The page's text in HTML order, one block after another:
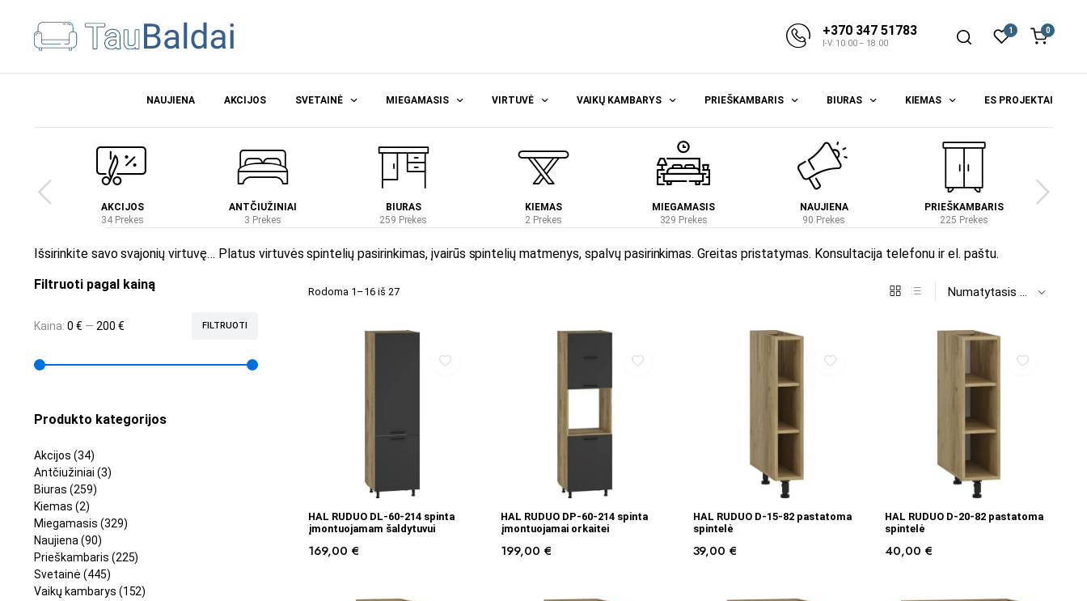
+370 347 51783
I-V: 10.00 – 18.00
1 0
NAUJIENA AKCIJOS SVETAINĖ MIEGAMASIS VIRTUVĖ VAIKŲ KAMBARYS PRIEŠKAMBARIS BIURAS KIEMAS ES PROJEKTAI
AKCIJOS
34 Prekes
ANTČIUŽINIAI
3 Prekes
BIURAS
259 Prekes
KIEMAS
2 Prekes
MIEGAMASIS
329 Prekes
NAUJIENA
90 Prekes
PRIEŠKAMBARIS
225 Prekes
Išsirinkite savo svajonių virtuvę… Platus virtuvės spintelių pasirinkimas, įvairūs spintelių matmenys, spalvų pasirinkimas. Greitas pristatymas. Konsultacija telefonu ir el. paštu.
Rodoma 1–16 iš 27
Į KREPŠELĮ
HAL RUDUO DL-60-214 spinta
įmontuojamam šaldytuvui
169,00 €
Į KREPŠELĮ
HAL RUDUO DP-60-214 spinta
įmontuojamai orkaitei
199,00 €
Į KREPŠELĮ
HAL RUDUO D-15-82 pastatoma
spintelė
39,00€
Į KREPŠELĮ
HAL RUDUO D-20-82 pastatoma
spintelė
40,00€
Filtruoti pagal kainą
FILTRUOTI
Kaina: 0 € — 200 €
Produkto kategorijos
Akcijos (34)
Antčiužiniai (3)
Biuras (259)
Kiemas (2)
Miegamasis (329)
Naujiena (90)
Prieškambaris (225)
Svetainė (445)
Vaikų kambarys (152)